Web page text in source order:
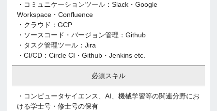
・コミュニケーションツール：Slack・Google
Workspace・Confluence
・クラウド：GCP
・ソースコード・バージョン管理：Github
・タスク管理ツール：Jira
・CI/CD：Circle CI・Github・Jenkins etc.
必須スキル
・コンピュータサイエンス、AI、機械学習等の関連分野にお
ける学士号・修士号の保有